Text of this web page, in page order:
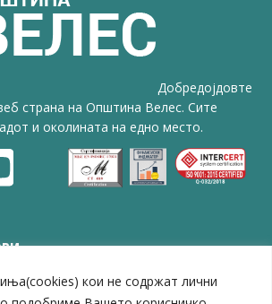
кои не содржат лични
Добредојдовте
страна на Општина Велес. Сите
и околината на едно место.
единиците на локална самоуправа